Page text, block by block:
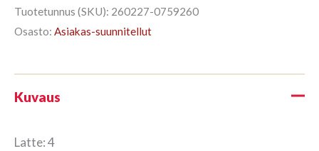
määrä
Tuotetunnus (SKU): 260227-0759260
Osasto: Asiakas-suunnitellut
Kuvaus
Latte: 4